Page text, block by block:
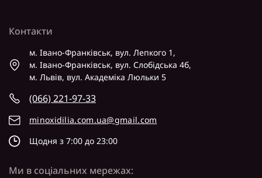
Контакти
м. Івано-Франківськ, вул. Лепкого 1,
м. Івано-Франківськ, вул. Слобідська 4б,
м. Львів, вул. Академіка Люльки 5
(066) 221-97-33
minoxidilia.com.ua@gmail.com
Щодня з 7:00 до 23:00
Ми в соціальних мережах: